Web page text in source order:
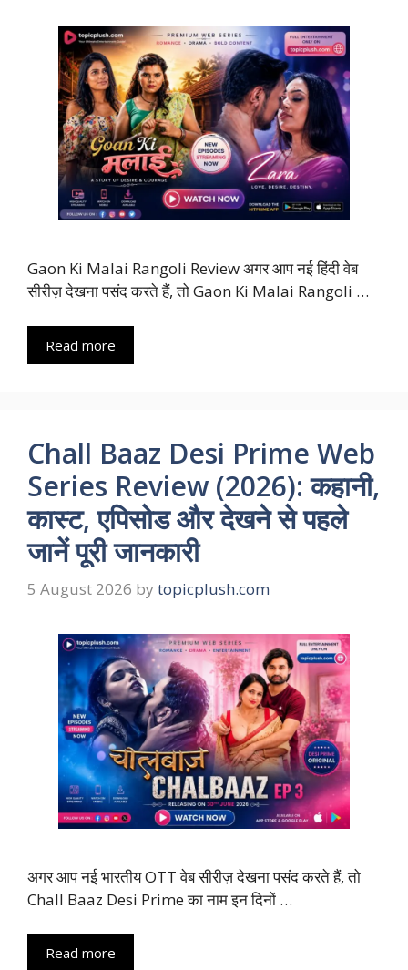
Gaon Ki Malai Rangoli Review अगर आप नई हिंदी वेब
सीरीज़ देखना पसंद करते हैं, तो Gaon Ki Malai Rangoli …
Read more
Chall Baaz Desi Prime Web
Series Review (2026): कहानी,
कास्ट, एपिसोड और देखने से पहले
जानें पूरी जानकारी
5 August 2026 by topicplush.com
अगर आप नई भारतीय OTT वेब सीरीज़ देखना पसंद करते हैं, तो
Chall Baaz Desi Prime का नाम इन दिनों …
Read more